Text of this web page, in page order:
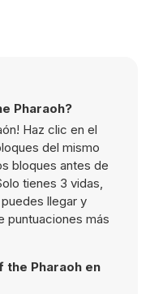
Pharaoh?
Haz clic en el
del mismo
bloques antes de
tienes 3 vidas,
llegar y
puntuaciones más
the Pharaoh en